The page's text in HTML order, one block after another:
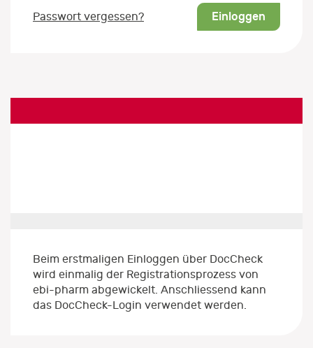
Passwort vergessen? Einloggen
Beim erstmaligen Einloggen über DocCheck
wird einmalig der Registrationsprozess von
ebi-pharm abgewickelt. Anschliessend kann
das DocCheck-Login verwendet werden.